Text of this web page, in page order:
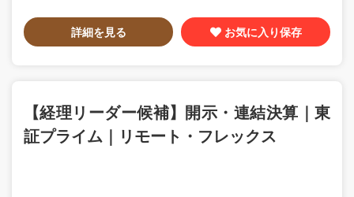
詳細を見る お気に入り保存
【経理リーダー候補】開示・連結決算｜東
証プライム｜リモート・フレックス